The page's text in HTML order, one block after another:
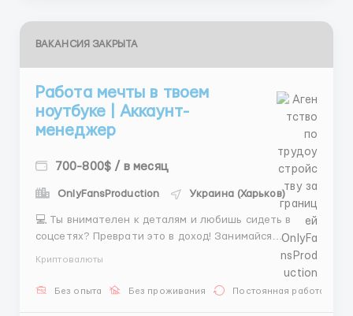
ВАКАНСИЯ ЗАКРЫТА
Работа мечты в твоем
ноутбуке | Аккаунт-
менеджер
700-800$ / в месяц
OnlyFansProduction Украина (Харьков)
💻 Ты внимателен к деталям и любишь сидеть в
соцсетях? Преврати это в доход! Занимайся
подготовкой ресурсов для команды: регистрация,
фарминг и мониторинг «живучести» аккаунтов. Мы
предоставляем прокси и все сервисы, от тебя
Криптовалюты
Без опыта Без проживания Постоянная работа